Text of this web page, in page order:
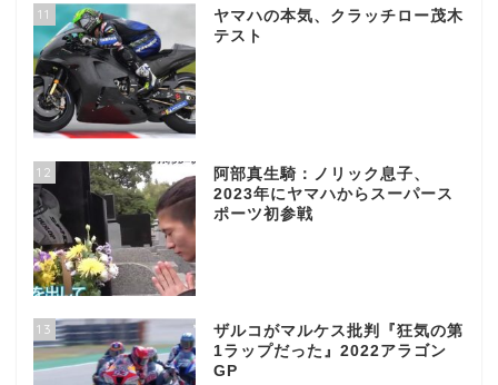
11
ヤマハの本気、クラッチロー茂木
テスト
12
阿部真生騎：ノリック息子、
2023年にヤマハからスーパース
ポーツ初参戦
13
ザルコがマルケス批判『狂気の第
1ラップだった』2022アラゴン
GP